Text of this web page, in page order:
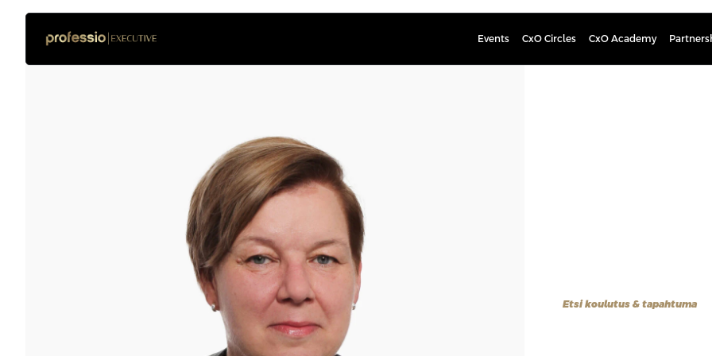
Events CxO Circles CxO Academy
Etsi koulutus & tapahtuma